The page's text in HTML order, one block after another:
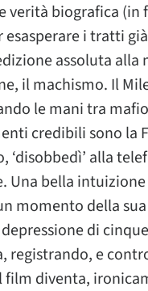
verità biografica
i tratti
assoluta alla
il machismo. Il
le mani tra
credibili sono la
‘disobbedì’ alla
Una bella
momento della
di
registrando, e
diventa,